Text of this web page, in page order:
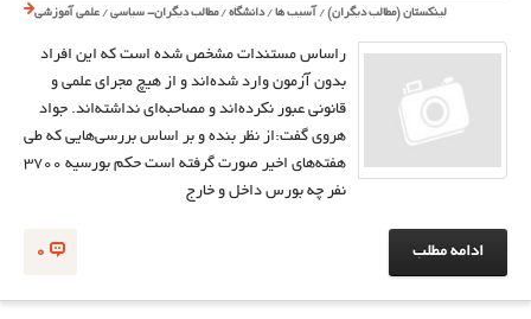
لینکستان (مطالب دیگران) / آسیب ها /دانشگاه /مطالب دیگران- سیاسی / علمی آموزشی
راساس مستندات مشخص شده است که این افراد
بدون آزمون وارد شده‌اند و از هیچ مجرای علمی و
قانونی عبور نکرده‌اند و مصاحبه‌ای نداشته‌اند. جواد
هروی گفت:از نظر بنده و بر اساس بررسی‌هایی که طی
هفته‌های اخیر صورت گرفته است حکم بورسیه ۳۷۰۰
نفر چه بورس داخل و خارج
0 ادامه مطلب